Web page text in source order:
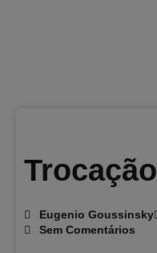
Trocação
Eugenio Goussinsky
Sem Comentários